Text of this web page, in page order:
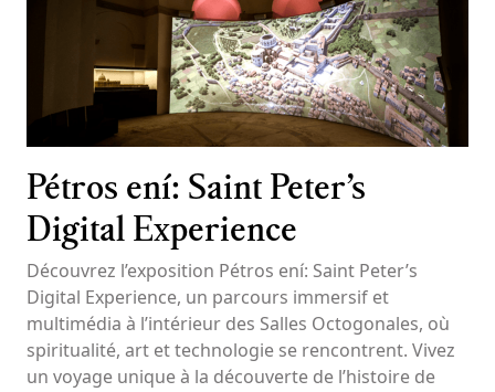
Pétros ení: Saint Peter’s
Digital Experience
Découvrez l’exposition Pétros ení: Saint Peter’s
Digital Experience, un parcours immersif et
multimédia à l’intérieur des Salles Octogonales, où
spiritualité, art et technologie se rencontrent. Vivez
un voyage unique à la découverte de l’histoire de